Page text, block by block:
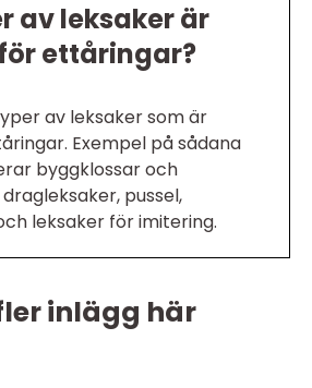
av leksaker är
ettåringar?
av leksaker som är
Exempel på sådana
byggklossar och
pussel,
leksaker för imitering.
inlägg här